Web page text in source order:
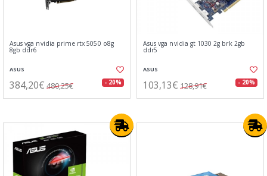
Asus vga nvidia prime rtx 5050 o8g
8gb ddr6
ASUS
384,20€ 480,25€ - 20%
Asus vga nvidia gt 1030 2g brk 2gb
ddr5
ASUS
103,13€ 128,91€ - 20%